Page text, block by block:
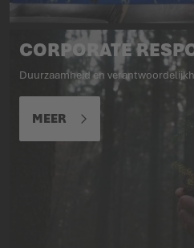
CORPORATE
Duurzaamheid en
MEER